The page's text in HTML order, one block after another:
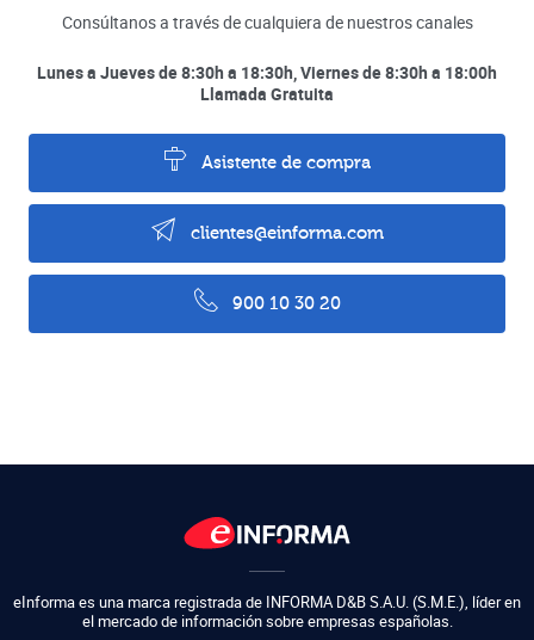
Consúltanos a través de cualquiera de nuestros canales
Lunes a Jueves de 8:30h a 18:30h, Viernes de 8:30h a 18:00h
Llamada Gratuita
Asistente de compra
clientes@einforma.com
900 10 30 20
eInforma es una marca registrada de INFORMA D&B S.A.U. (S.M.E.), líder en
el mercado de información sobre empresas españolas.